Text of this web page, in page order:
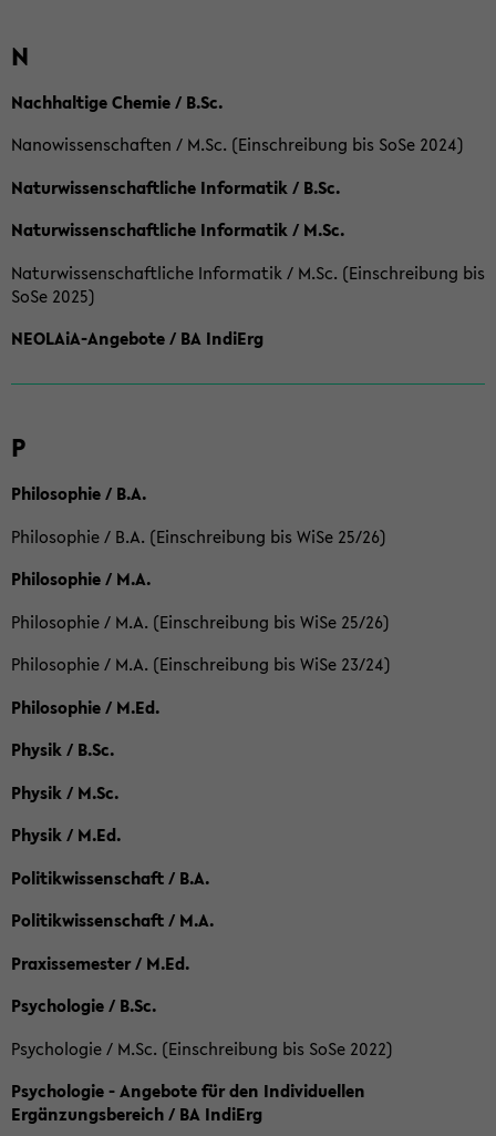
N
Nachhaltige Chemie / B.Sc.
Nanowissenschaften / M.Sc. (Einschreibung bis SoSe 2024)
Naturwissenschaftliche Informatik / B.Sc.
Naturwissenschaftliche Informatik / M.Sc.
Naturwissenschaftliche Informatik / M.Sc. (Einschreibung bis
SoSe 2025)
NEOLAiA-Angebote / BA IndiErg
P
Philosophie / B.A.
Philosophie / B.A. (Einschreibung bis WiSe 25/26)
Philosophie / M.A.
Philosophie / M.A. (Einschreibung bis WiSe 25/26)
Philosophie / M.A. (Einschreibung bis WiSe 23/24)
Philosophie / M.Ed.
Physik / B.Sc.
Physik / M.Sc.
Physik / M.Ed.
Politikwissenschaft / B.A.
Politikwissenschaft / M.A.
Praxissemester / M.Ed.
Psychologie / B.Sc.
Psychologie / M.Sc. (Einschreibung bis SoSe 2022)
Psychologie - Angebote für den Individuellen
Ergänzungsbereich / BA IndiErg